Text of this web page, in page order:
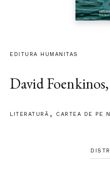
EDITURA HUMANITAS
David Foenkinos
LITERATURĂ CARTEA DE PE